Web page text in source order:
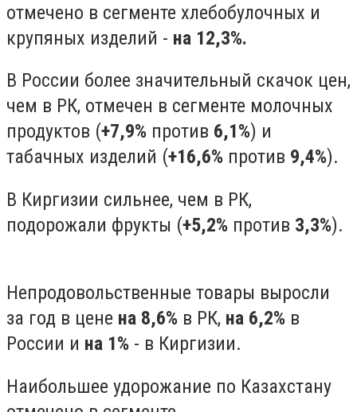
отмечено в сегменте хлебобулочных и
крупяных изделий - на 12,3%.
В России более значительный скачок цен,
чем в РК, отмечен в сегменте молочных
продуктов (+7,9% против 6,1%) и
табачных изделий (+16,6% против 9,4%).
В Киргизии сильнее, чем в РК,
подорожали фрукты (+5,2% против 3,3%).
Непродовольственные товары выросли
за год в цене на 8,6% в РК, на 6,2% в
России и на 1% - в Киргизии.
Наибольшее удорожание по Казахстану